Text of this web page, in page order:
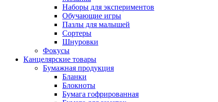
Наборы для экспериментов
Обучающие игры
Пазлы для малышей
Сортеры
Шнуровки
Фокусы
Канцелярские товары
Бумажная продукция
Бланки
Блокноты
Бумага гофрированная